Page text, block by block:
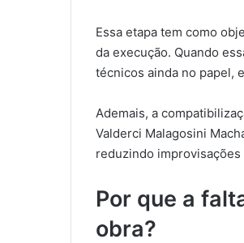
Essa etapa tem como
da execução. Quando
técnicos ainda no papel,
Ademais, a
Valderci Malagosini
reduzindo
Por que a
obra?